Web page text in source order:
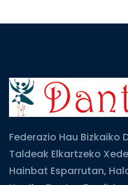
Federazio Hau Bizkaiko
Taldeak Elkartzeko
Hainbat Esparrutan,